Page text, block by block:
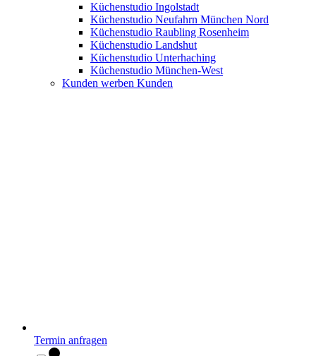
Küchenstudio Ingolstadt
Küchenstudio Neufahrn München Nord
Küchenstudio Raubling Rosenheim
Küchenstudio Landshut
Küchenstudio Unterhaching
Küchenstudio München-West
Kunden werben Kunden
Termin anfragen